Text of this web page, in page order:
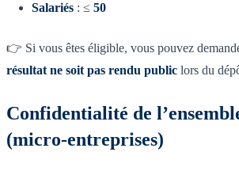
Salariés : ≤ 50
👉 Si vous êtes éligible, vous pouvez
résultat ne soit pas rendu public lors du
Confidentialité de
(micro-entreprises)